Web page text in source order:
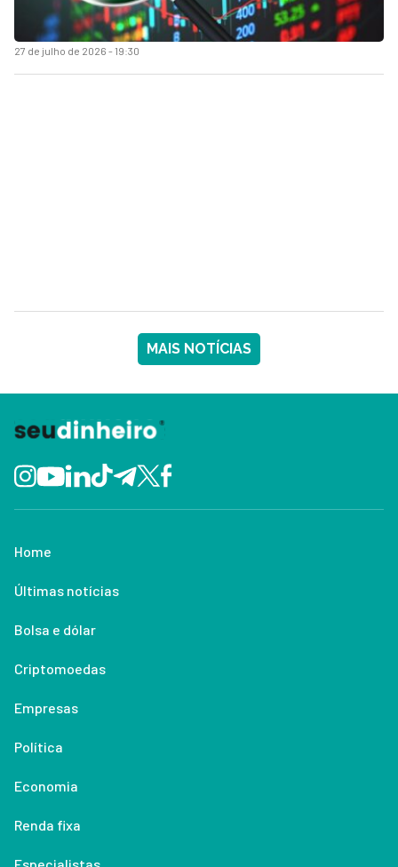
27 de julho de 2026 - 19:30
MAIS NOTÍCIAS
Home
Últimas notícias
Bolsa e dólar
Criptomoedas
Empresas
Política
Economia
Renda fixa